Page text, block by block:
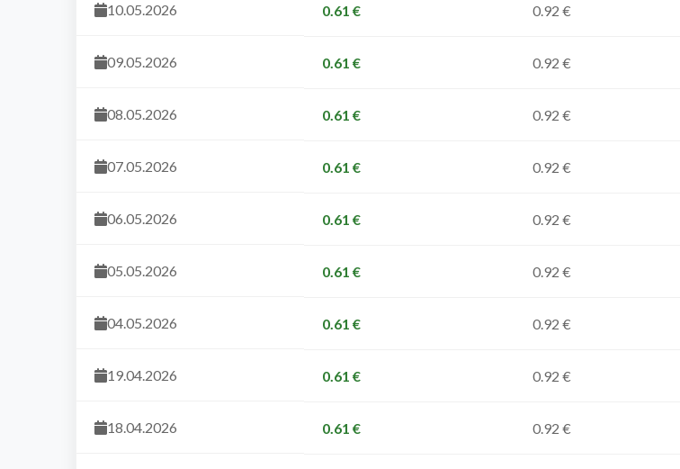
10.05.2026 0.61 € 0.92 €
09.05.2026 0.61 € 0.92 €
08.05.2026 0.61 € 0.92 €
07.05.2026 0.61 € 0.92 €
06.05.2026 0.61 € 0.92 €
05.05.2026 0.61 € 0.92 €
04.05.2026 0.61 € 0.92 €
19.04.2026 0.61 € 0.92 €
18.04.2026 0.61 € 0.92 €